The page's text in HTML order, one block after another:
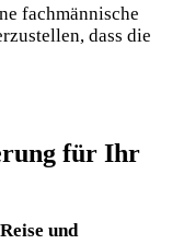
fachmännische
dass die
für⁣ Ihr
und